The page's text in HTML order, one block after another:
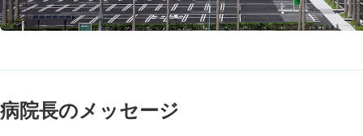
病院長のメッセージ